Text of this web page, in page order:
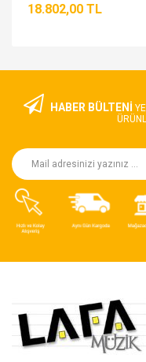
18.802,00 TL
HABER BÜLTENİ